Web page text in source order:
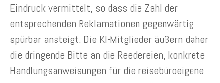
Eindruck vermittelt, so dass die Zahl der
entsprechenden Reklamationen gegenwärtig
spürbar ansteigt. Die KI-Mitglieder äußern daher
die dringende Bitte an die Reedereien, konkrete
Handlungsanweisungen für die reisebüroeigene